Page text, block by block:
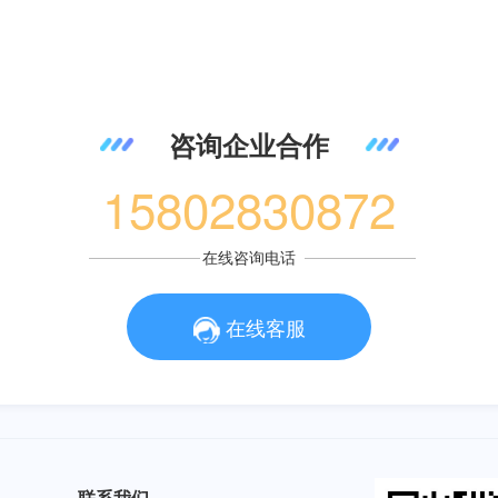
咨询企业合作
15802830872
在线咨询电话
在线客服